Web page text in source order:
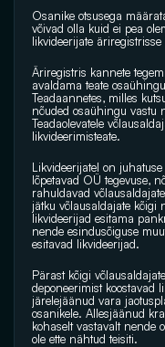
Osanike otsusega
võivad olla kuid ei pea
likvideerijate
Äriregistris kannete
avaldama teate
Teadaannetes, milles
nõuded osaühingu vastu
Teadaolevatele
likvideerimisteate.
Likvideerijatel on
lõpetavad OÜ tegevuse,
rahuldavad
jätku võlausaldajate kõigi
likvideerijad esitama
nende esindusõiguse
esitavad likvideerijad.
Pärast kõigi
deponeerimist koostavad
järelejäänud vara
osanikele. Allesjäänud
kohaselt vastavalt nende
ole ette nähtud teisiti.